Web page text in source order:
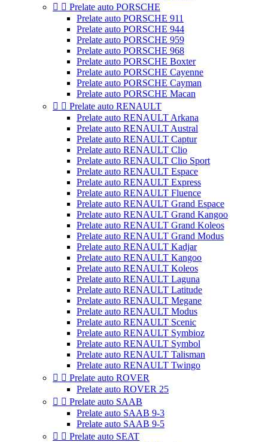
  Prelate auto PORSCHE
Prelate auto PORSCHE 911
Prelate auto PORSCHE 944
Prelate auto PORSCHE 959
Prelate auto PORSCHE 968
Prelate auto PORSCHE Boxter
Prelate auto PORSCHE Cayenne
Prelate auto PORSCHE Cayman
Prelate auto PORSCHE Macan
  Prelate auto RENAULT
Prelate auto RENAULT Arkana
Prelate auto RENAULT Austral
Prelate auto RENAULT Captur
Prelate auto RENAULT Clio
Prelate auto RENAULT Clio Sport
Prelate auto RENAULT Espace
Prelate auto RENAULT Express
Prelate auto RENAULT Fluence
Prelate auto RENAULT Grand Espace
Prelate auto RENAULT Grand Kangoo
Prelate auto RENAULT Grand Koleos
Prelate auto RENAULT Grand Modus
Prelate auto RENAULT Kadjar
Prelate auto RENAULT Kangoo
Prelate auto RENAULT Koleos
Prelate auto RENAULT Laguna
Prelate auto RENAULT Latitude
Prelate auto RENAULT Megane
Prelate auto RENAULT Modus
Prelate auto RENAULT Scenic
Prelate auto RENAULT Symbioz
Prelate auto RENAULT Symbol
Prelate auto RENAULT Talisman
Prelate auto RENAULT Twingo
  Prelate auto ROVER
Prelate auto ROVER 25
  Prelate auto SAAB
Prelate auto SAAB 9-3
Prelate auto SAAB 9-5
  Prelate auto SEAT